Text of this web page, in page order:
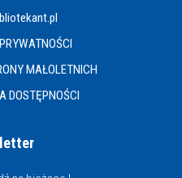
MAŁOLETNICH
DOSTĘPNOŚCI